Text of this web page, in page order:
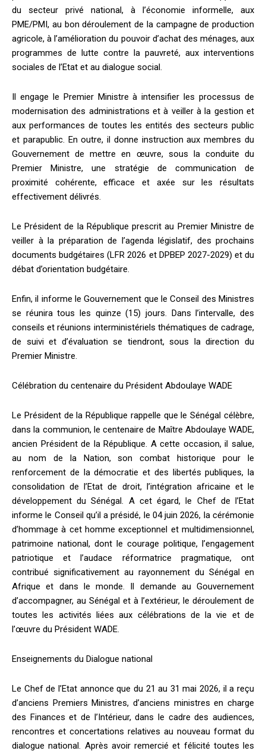
du secteur privé national, à l’économie informelle, aux
PME/PMI, au bon déroulement de la campagne de production
agricole, à l’amélioration du pouvoir d’achat des ménages, aux
programmes de lutte contre la pauvreté, aux interventions
sociales de l’Etat et au dialogue social.
Il engage le Premier Ministre à intensifier les processus de
modernisation des administrations et à veiller à la gestion et
aux performances de toutes les entités des secteurs public
et parapublic. En outre, il donne instruction aux membres du
Gouvernement de mettre en œuvre, sous la conduite du
Premier Ministre, une stratégie de communication de
proximité cohérente, efficace et axée sur les résultats
effectivement délivrés.
Le Président de la République prescrit au Premier Ministre de
veiller à la préparation de l’agenda législatif, des prochains
documents budgétaires (LFR 2026 et DPBEP 2027-2029) et du
débat d’orientation budgétaire.
Enfin, il informe le Gouvernement que le Conseil des Ministres
se réunira tous les quinze (15) jours. Dans l’intervalle, des
conseils et réunions interministériels thématiques de cadrage,
de suivi et d’évaluation se tiendront, sous la direction du
Premier Ministre.
Célébration du centenaire du Président Abdoulaye WADE
Le Président de la République rappelle que le Sénégal célèbre,
dans la communion, le centenaire de Maître Abdoulaye WADE,
ancien Président de la République. A cette occasion, il salue,
au nom de la Nation, son combat historique pour le
renforcement de la démocratie et des libertés publiques, la
consolidation de l’Etat de droit, l’intégration africaine et le
développement du Sénégal. A cet égard, le Chef de l’Etat
informe le Conseil qu’il a présidé, le 04 juin 2026, la cérémonie
d’hommage à cet homme exceptionnel et multidimensionnel,
patrimoine national, dont le courage politique, l’engagement
patriotique et l’audace réformatrice pragmatique, ont
contribué significativement au rayonnement du Sénégal en
Afrique et dans le monde. Il demande au Gouvernement
d’accompagner, au Sénégal et à l’extérieur, le déroulement de
toutes les activités liées aux célébrations de la vie et de
l’œuvre du Président WADE.
Enseignements du Dialogue national
Le Chef de l’Etat annonce que du 21 au 31 mai 2026, il a reçu
d’anciens Premiers Ministres, d’anciens ministres en charge
des Finances et de l’Intérieur, dans le cadre des audiences,
rencontres et concertations relatives au nouveau format du
dialogue national. Après avoir remercié et félicité toutes les